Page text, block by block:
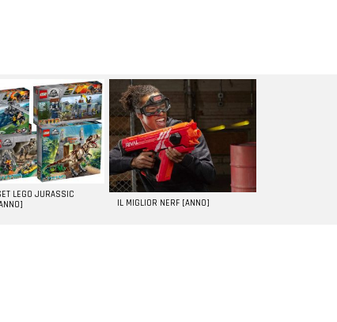
LEGO JURASSIC
IL MIGLIOR NERF [ANNO]